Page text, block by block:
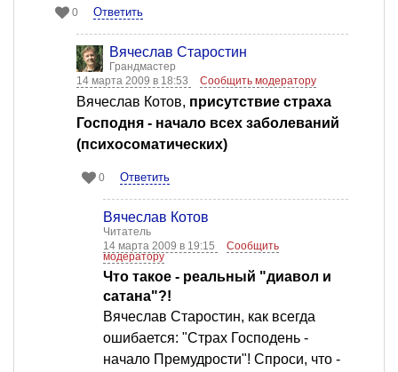
0 Ответить
Вячеслав Старостин
Грандмастер
14 марта 2009 в 18:53
Сообщить модератору
Вячеслав Котов, присутствие страха
Господня - начало всех заболеваний
(психосоматических)
0 Ответить
Вячеслав Котов
Читатель
14 марта 2009 в 19:15
Сообщить
модератору
Что такое - реальный "диавол и
сатана"?!
Вячеслав Старостин, как всегда
ошибается: "Страх Господень -
начало Премудрости"! Спроси, что -